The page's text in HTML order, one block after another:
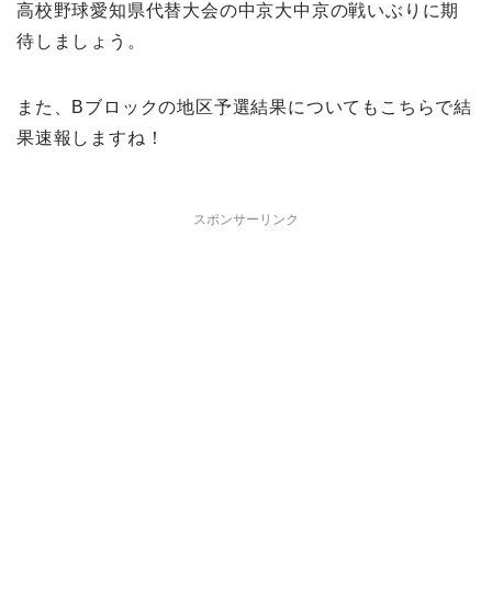
高校野球愛知県代替大会の中京大中京の戦いぶりに期
待しましょう。
また、Bブロックの地区予選結果についてもこちらで結
果速報しますね！
スポンサーリンク